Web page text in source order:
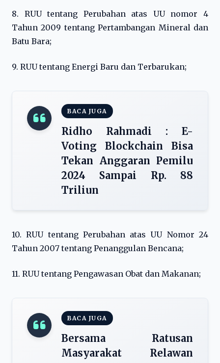
8. RUU tentang Perubahan atas UU nomor 4
Tahun 2009 tentang Pertambangan Mineral dan
Batu Bara;
9. RUU tentang Energi Baru dan Terbarukan;
BACA JUGA
Ridho Rahmadi : E-
Voting Blockchain Bisa
Tekan Anggaran Pemilu
2024 Sampai Rp. 88
Triliun
10. RUU tentang Perubahan atas UU Nomor 24
Tahun 2007 tentang Penanggulan Bencana;
11. RUU tentang Pengawasan Obat dan Makanan;
BACA JUGA
Bersama Ratusan
Masyarakat Relawan